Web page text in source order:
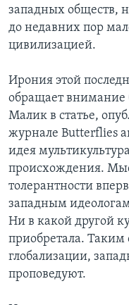
западных обществ,
до недавних пор
цивилизацией.
Ирония этой
обращает внимание
Малик в статье,
журнале Butterflies
идея
происхождения.
толерантности
западным
Ни в какой другой
приобретала. Таким
глобализации,
проповедуют.